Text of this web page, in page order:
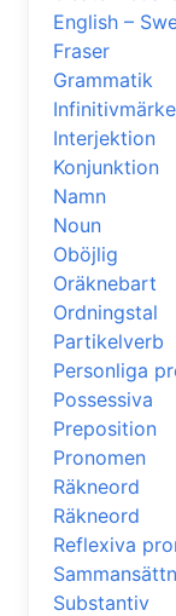
English –
Fraser
Grammatik
Infinitivmärke
Interjektion
Konjunktion
Namn
Noun
Oböjlig
Oräknebart
Ordningstal
Partikelverb
Personliga
Possessiva
Preposition
Pronomen
Räkneord
Räkneord
Reflexiva
Substantiv